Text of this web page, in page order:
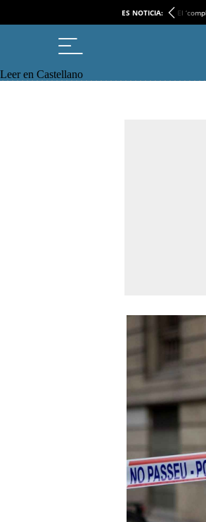
ES NOTICIA: El
Leer en Castellano